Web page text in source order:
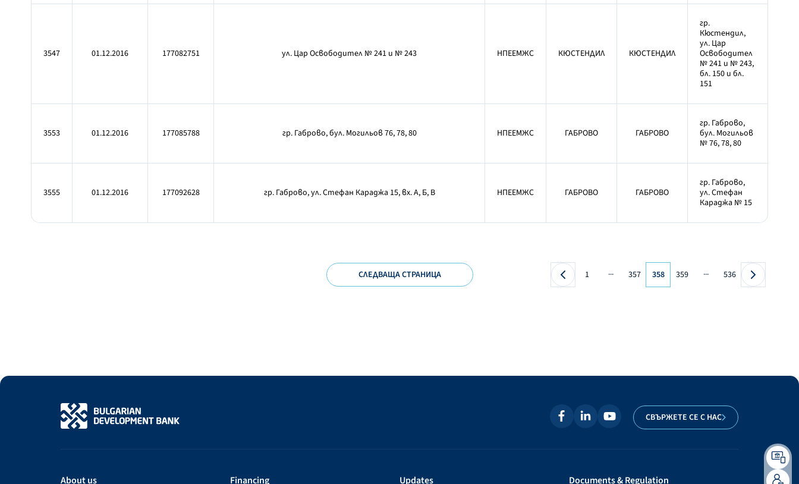
3547 01.12.2016 177082751 ул. Цар Освободител № 241 и № 243 НПЕЕМЖС КЮСТЕНДИЛ КЮСТЕНДИЛ
гр.
Кюстендил,
ул. Цар
Освободител
№ 241 и № 243,
бл. 150 и бл.
151
3553 01.12.2016 177085788 гр. Габрово, бул. Могильов 76, 78, 80 НПЕЕМЖС ГАБРОВО ГАБРОВО
гр. Габрово,
бул. Могильов
№ 76, 78, 80
3555 01.12.2016 177092628 гр. Габрово, ул. Стефан Караджа 15, вх. А, Б, В НПЕЕМЖС ГАБРОВО ГАБРОВО
гр. Габрово,
ул. Стефан
Караджа № 15
СЛЕДВАЩА СТРАНИЦА 1 ... 357 358 359 ... 536
СВЪРЖЕТЕ СЕ С НАС
About us Financing Updates Documents & Regulation